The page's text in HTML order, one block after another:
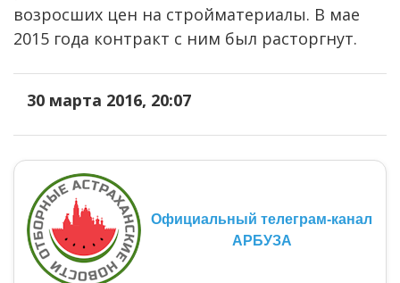
возросших цен на стройматериалы. В мае
2015 года контракт с ним был расторгнут.
30 марта 2016, 20:07
Официальный телеграм-канал
АРБУЗА